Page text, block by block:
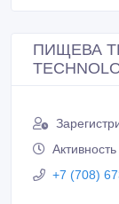
ПИЩЕВА
+7 (708)